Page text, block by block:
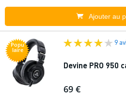
Ajouter au
Popu
laire
9
Devine PRO 950
69 €